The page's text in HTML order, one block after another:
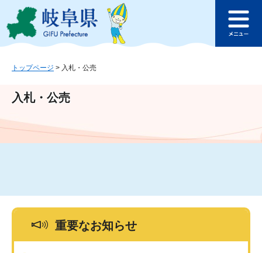
ジ
ュ
文
このページの本文へ
ュ
トップページ > 入札・公売
入札・公売
重要なお知らせ